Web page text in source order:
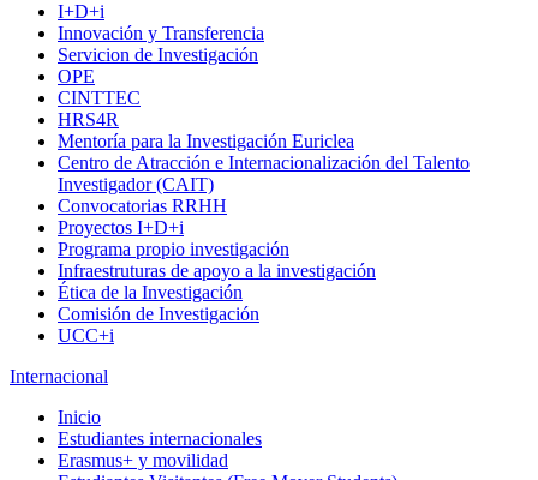
I+D+i
Innovación y Transferencia
Servicion de Investigación
OPE
CINTTEC
HRS4R
Mentoría para la Investigación Euriclea
Centro de Atracción e Internacionalización del Talento
Investigador (CAIT)
Convocatorias RRHH
Proyectos I+D+i
Programa propio investigación
Infraestruturas de apoyo a la investigación
Ética de la Investigación
Comisión de Investigación
UCC+i
Internacional
Inicio
Estudiantes internacionales
Erasmus+ y movilidad